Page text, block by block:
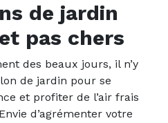
de jardin
pas chers
des beaux jours, il n’y
de jardin pour se
et profiter de l’air frais
d’agrémenter votre